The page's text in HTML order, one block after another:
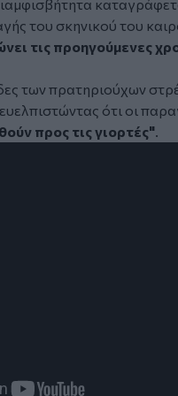
του σκηνικού του
τις προηγούμενες
των πρατηριούχων
ότι οι
προς τις γιορτές".